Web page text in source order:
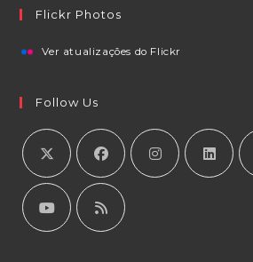
Flickr Photos
Ver atualizações do Flickr
Follow Us